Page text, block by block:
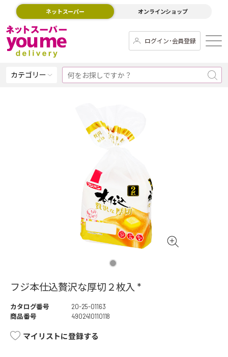
ネットスーパー オンラインショップ
ログイン･会員登録
カテゴリー
フジ本仕込贅沢な厚切２枚入 *
カタログ番号
20-25-01163
商品番号
4902410110118
マイリストに登録する